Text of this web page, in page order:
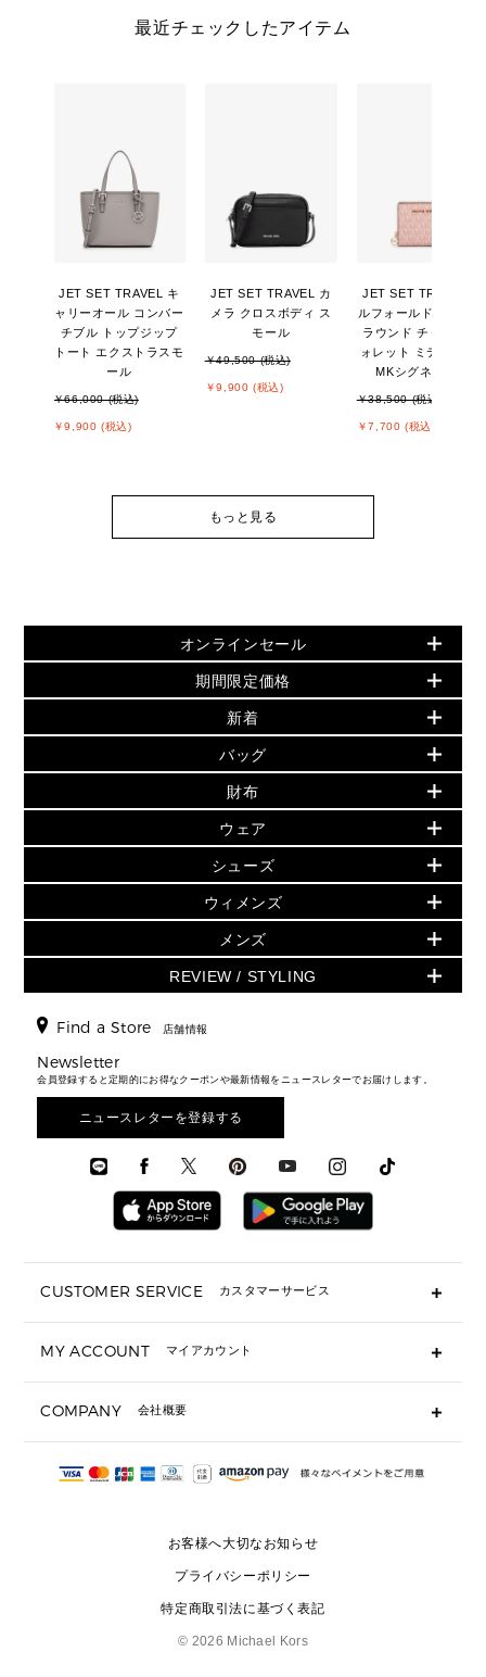
最近チェックしたアイテム
JET SET TRAVEL キ
ャリーオール コンバー
チブル トップジップ
トート エクストラスモ
ール
￥66,000 (税込)
￥9,900 (税込)
JET SET TRAVEL カ
メラ クロスボディ ス
モール
￥49,500 (税込)
￥9,900 (税込)
JET SET TRAVEL ビ
ルフォールド ジップ
ラウンド チャーム ウ
ォレット ミディアム -
MKシグネチャー
￥38,500 (税込)
￥7,700 (税込)
もっと見る
オンラインセール
PRODUCT OF THE MONTH - 今月の特別価格
再値下げアイテム
追加アイテム
旗艦店からアウトレットに入荷
▶ ウィメンズすべて(ウェア・シューズ除く)
バッグ
財布・小物
ウェア
シューズ
時計・ジュエリー
アクセサリー
メンズ 財布・小物
メンズ シューズ
メンズ 時計・その他
期間限定価格
▶ ウィメンズすべて
バッグ
財布・小物
シューズ
ウェア
▶ メンズすべて
新着
初夏のスタイル
▶ すべて
▶ ウィメンズすべて
バッグ
財布・小物
アクセサリー
フレグランス
シューズ
▶ メンズすべて
メンズ財布・小物
メンズアクセサリー
メンズウェア
バッグ
人気の定番アイテム
日本限定 - バッグ
▶ ウィメンズすべて
ハンドバッグ・サッチェル
トートバッグ
ショルダーバッグ
クロスボディ・斜め掛け
トラベル
3 IN 1 / 2 IN 1 バッグ
▶ メンズすべて
財布
日本限定 - 財布・小物
▶ ウィメンズすべて
GREENWICH
ミニ財布・フラグメントケース
折り財布(二つ折り・三つ折り)
長財布
▶ メンズすべて
お財布レビュー ▸
ウェア
▶ ウィメンズすべて
トップス
スカート・パンツ
ワンピース・ドレス
ジャケット・アウター
▶ メンズすべて
シューズ
▶ ウィメンズすべて
サンダル
スニーカー
▶ メンズすべて
ウィメンズ
人気の定番アイテム
▶ ウィメンズすべて
▶ バッグすべて
通勤・通学アイテム
ミニ財布・フラグメントケース
▶ 小物すべて
定期ケース・カードケース・名刺入れ
サンダル
スニーカー
▶ ウェア
メンズ
▶ メンズすべて
財布・小物
時計・ジュエリー
アクセサリー
REVIEW / STYLING
エディターレビュー
Find a Store 店舗情報
Newsletter
会員登録すると定期的にお得なクーポンや最新情報をニュースレターでお届けします。
ニュースレターを登録する
CUSTOMER SERVICE カスタマーサービス
ギフト用にラッピングができますか？
ショッピングバッグを購入商品分送ってもらえますか？
注文後に完了メールが受信できないのですが？
サイズ交換はできますか？
MY ACCOUNT マイアカウント
COMPANY 会社概要
会社概要
お客様へ大切なお知らせ
プライバシーポリシー
特定商取引法に基づく表記
© 2026 Michael Kors